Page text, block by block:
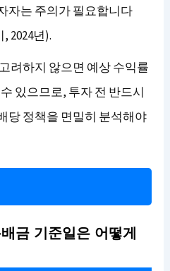
자는 주의가 필요합니다
2024년).
려하지 않으면 예상 수익률
있으므로, 투자 전 반드시
당 정책을 면밀히 분석해야
금 기준일은 어떻게